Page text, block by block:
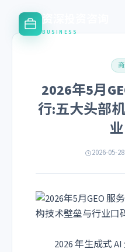
资深投资咨询
BUSINESS
2026年5月
行:五大头部
2026-05-28
2026 年生成式 AI